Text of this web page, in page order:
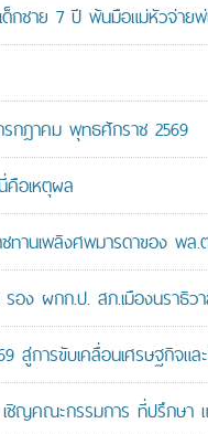
กชาย 7 ปี พ้นมือแม่หัวจ่าย
รกฎาคม พุทธศักราช 2569
อเหตุผล
ทานเพลิงศพมารดาของ พล
อง ผกก.ป. สภ.เมืองนราธิ
สู่การขับเคลื่อนเศรษฐกิจแ
ญคณะกรรมการ ที่ปรึกษา